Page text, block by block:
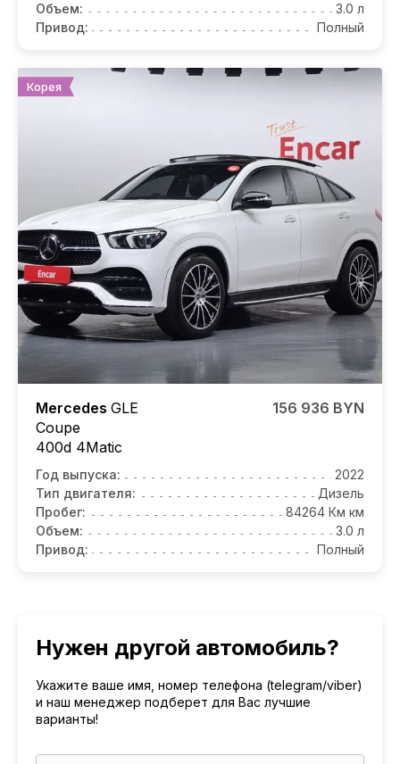
Объем:
3.0 л
Привод:
Полный
Корея
Mercedes GLE
Coupe
400d 4Matic
156 936 BYN
Год выпуска:
2022
Тип двигателя:
Дизель
Пробег:
84264 Км км
Объем:
3.0 л
Привод:
Полный
Нужен другой автомобиль?
Укажите ваше имя, номер телефона (telegram/viber)
и наш менеджер подберет для Вас лучшие
варианты!